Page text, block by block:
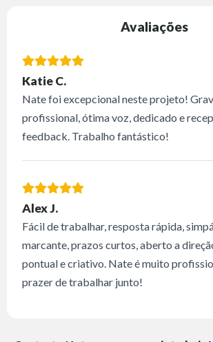
Avaliações
Katie C.
Nate foi excepcional neste projeto!
profissional, ótima voz, dedicado e
feedback. Trabalho fantástico!
Alex J.
Fácil de trabalhar, resposta rápida,
marcante, prazos curtos, aberto a
pontual e criativo. Nate é muito
prazer de trabalhar junto!